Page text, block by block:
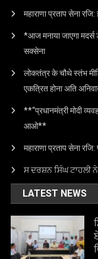
महाराणा प्रताप सेना
*आज मनाया जाएगा
सक्सेना
लोकतंत्र के चौथे स्तंभ
एकत्रित होना अति
**“प्रधानमंत्री मोदी
आओ**
महाराणा प्रताप सेना
ਸ ਦਰਸ਼ਨ ਸਿੰਘ
LATEST NEWS